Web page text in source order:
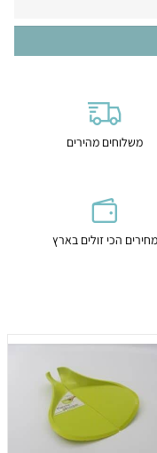
משלוחים מהירים
מחירים הכי זולים בארץ